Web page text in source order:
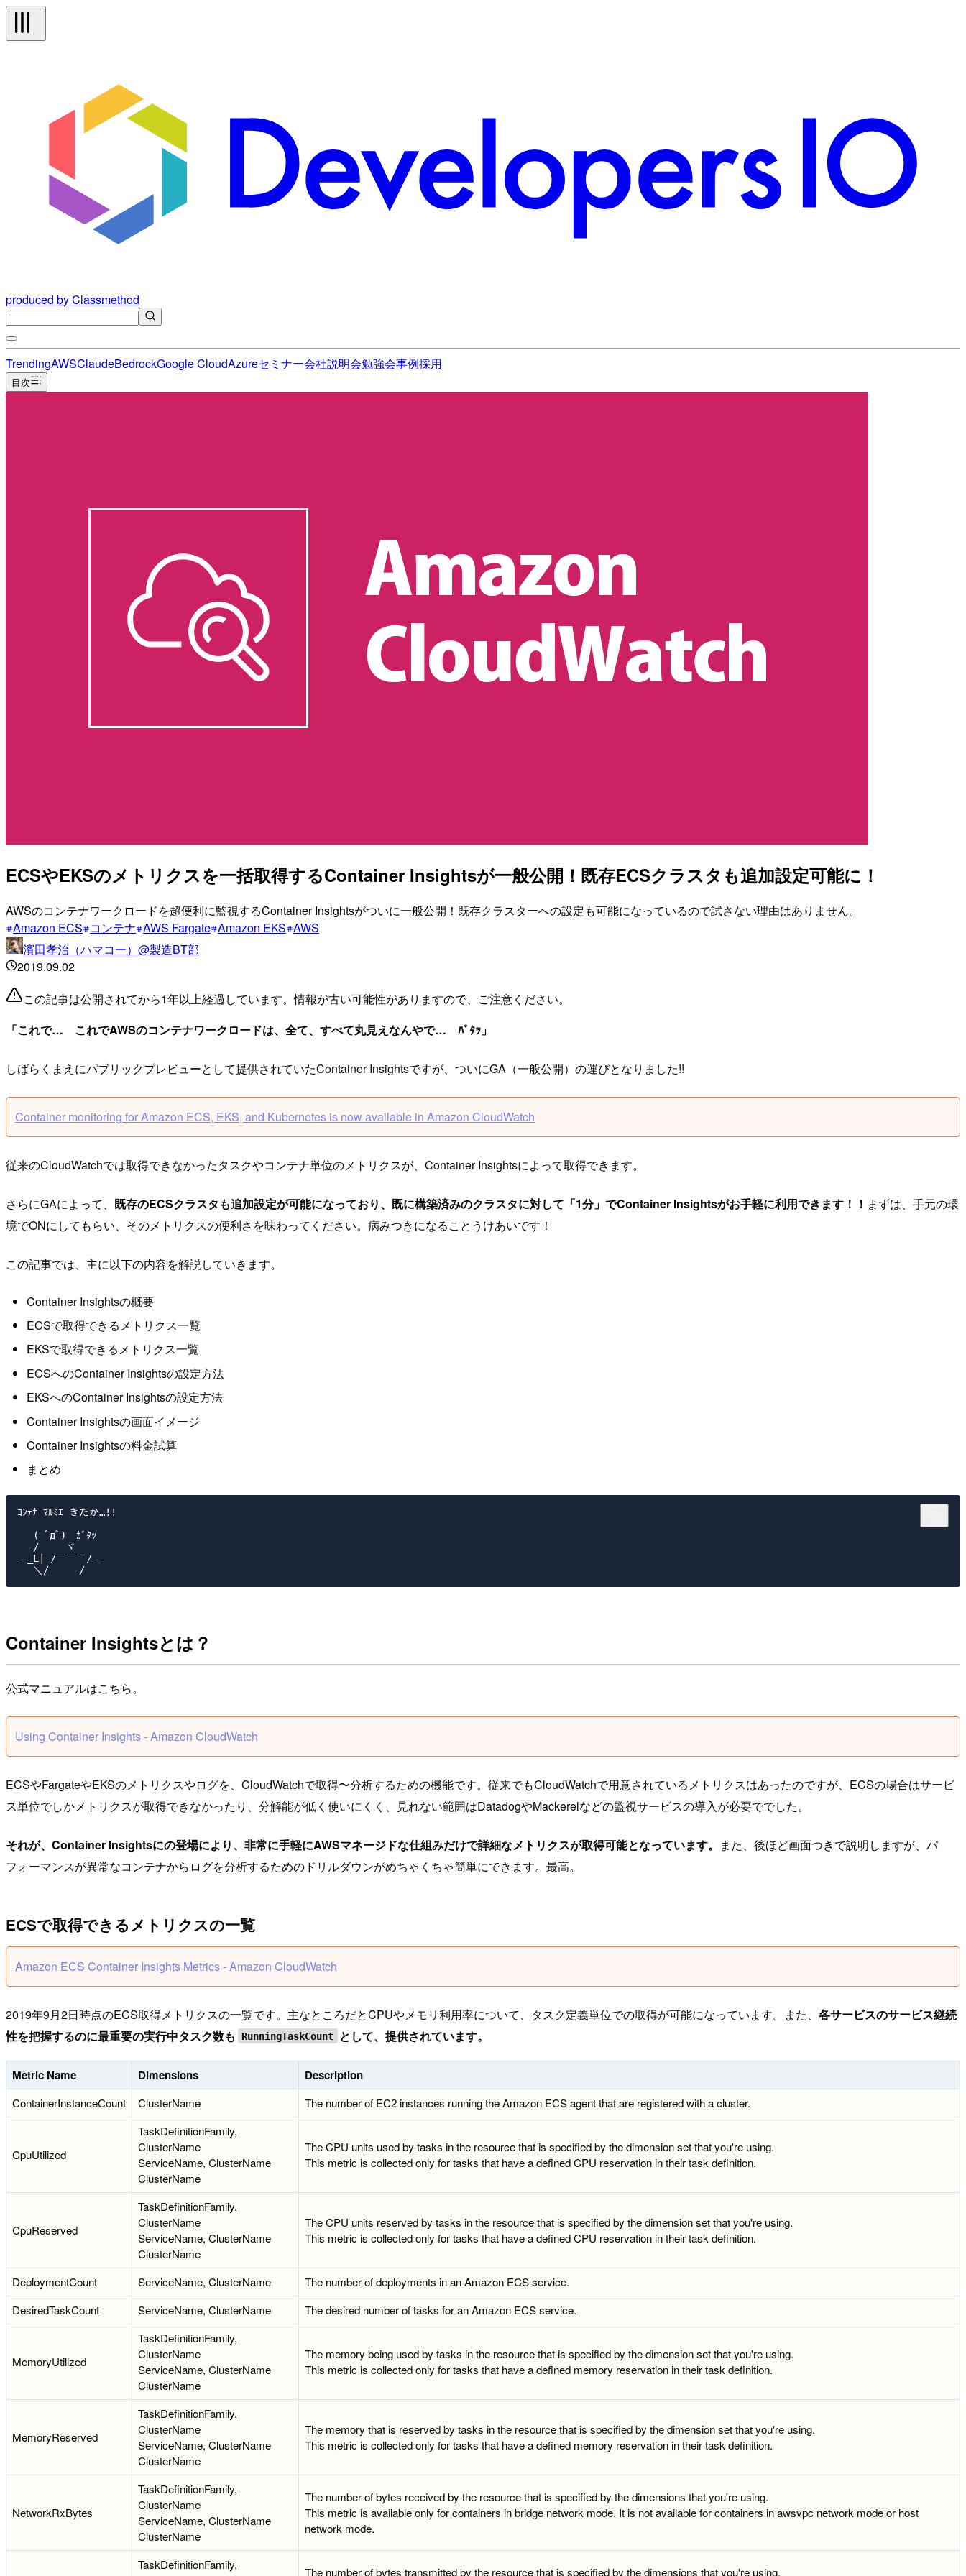
produced by Classmethod
TrendingAWSClaudeBedrockGoogle CloudAzureセミナー会社説明会勉強会事例採用
目次
ECSやEKSのメトリクスを一括取得するContainer Insightsが一般公開！既存ECSクラスタも追加設定可能に！
AWSのコンテナワークロードを超便利に監視するContainer Insightsがついに一般公開！既存クラスターへの設定も可能になっているので試さない理由はありません。
Amazon ECS コンテナ AWS Fargate Amazon EKS AWS
濱田孝治（ハマコー）@製造BT部
2019.09.02
この記事は公開されてから1年以上経過しています。情報が古い可能性がありますので、ご注意ください。
「これで… これでAWSのコンテナワークロードは、全て、すべて丸見えなんやで… ﾊﾞﾀｯ」
しばらくまえにパブリックプレビューとして提供されていたContainer Insightsですが、ついにGA（一般公開）の運びとなりました!!
Container monitoring for Amazon ECS, EKS, and Kubernetes is now available in Amazon CloudWatch
従来のCloudWatchでは取得できなかったタスクやコンテナ単位のメトリクスが、Container Insightsによって取得できます。
さらにGAによって、 既存のECSクラスタも追加設定が可能になっており、既に構築済みのクラスタに対して「1分」でContainer Insightsがお手軽に利用できます！！ まずは、手元の環
境でONにしてもらい、そのメトリクスの便利さを味わってください。病みつきになることうけあいです！
この記事では、主に以下の内容を解説していきます。
Container Insightsの概要
ECSで取得できるメトリクス一覧
EKSで取得できるメトリクス一覧
ECSへのContainer Insightsの設定方法
EKSへのContainer Insightsの設定方法
Container Insightsの画面イメージ
Container Insightsの料金試算
まとめ
ｺﾝﾃﾅ ﾏﾙﾐｴ きたか…!!
( ﾟдﾟ)　ｶﾞﾀｯ
/　　 ヾ
＿_L| /￣￣￣/＿
Container Insightsとは？
公式マニュアルはこちら。
Using Container Insights - Amazon CloudWatch
ECSやFargateやEKSのメトリクスやログを、CloudWatchで取得〜分析するための機能です。従来でもCloudWatchで用意されているメトリクスはあったのですが、ECSの場合はサービ
ス単位でしかメトリクスが取得できなかったり、分解能が低く使いにくく、見れない範囲はDatadogやMackerelなどの監視サービスの導入が必要ででした。
それが、Container Insightsにの登場により、非常に手軽にAWSマネージドな仕組みだけで詳細なメトリクスが取得可能となっています。 また、後ほど画面つきで説明しますが、パ
フォーマンスが異常なコンテナからログを分析するためのドリルダウンがめちゃくちゃ簡単にできます。最高。
ECSで取得できるメトリクスの一覧
Amazon ECS Container Insights Metrics - Amazon CloudWatch
2019年9月2日時点のECS取得メトリクスの一覧です。主なところだとCPUやメモリ利用率について、タスク定義単位での取得が可能になっています。また、 各サービスのサービス継続
性を把握するのに最重要の実行中タスク数も
RunningTaskCount として、提供されています。
Metric Name Dimensions Description
ContainerInstanceCount ClusterName The number of EC2 instances running the Amazon ECS agent that are registered with a cluster.
CpuUtilized
TaskDefinitionFamily,
ClusterName
ServiceName, ClusterName
ClusterName
The CPU units used by tasks in the resource that is specified by the dimension set that you're using.
This metric is collected only for tasks that have a defined CPU reservation in their task definition.
CpuReserved
TaskDefinitionFamily,
ClusterName
ServiceName, ClusterName
ClusterName
The CPU units reserved by tasks in the resource that is specified by the dimension set that you're using.
This metric is collected only for tasks that have a defined CPU reservation in their task definition.
DeploymentCount ServiceName, ClusterName
The number of deployments in an Amazon ECS service.
DesiredTaskCount
ServiceName, ClusterName The desired number of tasks for an Amazon ECS service.
MemoryUtilized
TaskDefinitionFamily,
ClusterName
ServiceName, ClusterName
ClusterName
The memory being used by tasks in the resource that is specified by the dimension set that you're using.
This metric is collected only for tasks that have a defined memory reservation in their task definition.
MemoryReserved
TaskDefinitionFamily,
ClusterName
ServiceName, ClusterName
ClusterName
The memory that is reserved by tasks in the resource that is specified by the dimension set that you're using.
This metric is collected only for tasks that have a defined memory reservation in their task definition.
NetworkRxBytes
TaskDefinitionFamily,
ClusterName
ServiceName, ClusterName
ClusterName
The number of bytes received by the resource that is specified by the dimensions that you're using.
This metric is available only for containers in bridge network mode. It is not available for containers in awsvpc network mode or host
network mode.
TaskDefinitionFamily,
The number of bytes transmitted by the resource that is specified by the dimensions that you're using.